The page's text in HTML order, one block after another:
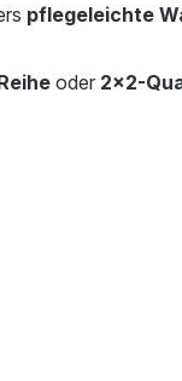
pflegeleichte
oder 2×2-